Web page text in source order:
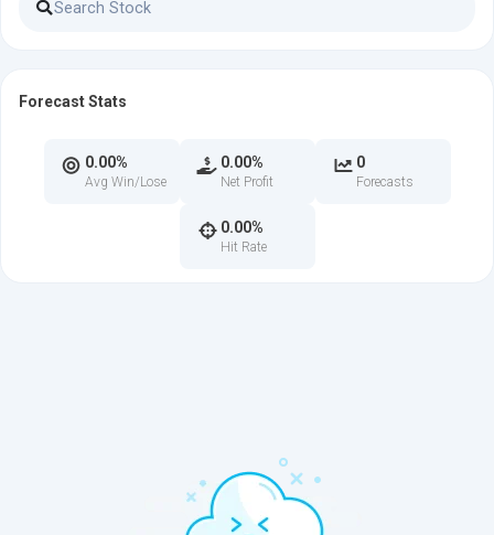
Forecast Stats
0.00%
Avg Win/Lose
0.00%
Net Profit
0
Forecasts
0.00%
Hit Rate